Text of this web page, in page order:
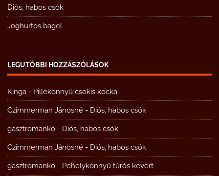
Diós, habos csók
Joghurtos bagel
LEGUTÓBBI HOZZÁSZÓLÁSOK
Kinga - Pillekönnyű csokis kocka
Czimmerman Jánosné - Diós, habos csók
gasztromanko - Diós, habos csók
Czimmerman Jánosné - Diós, habos csók
gasztromanko - Pehelykönnyű túrós kevert